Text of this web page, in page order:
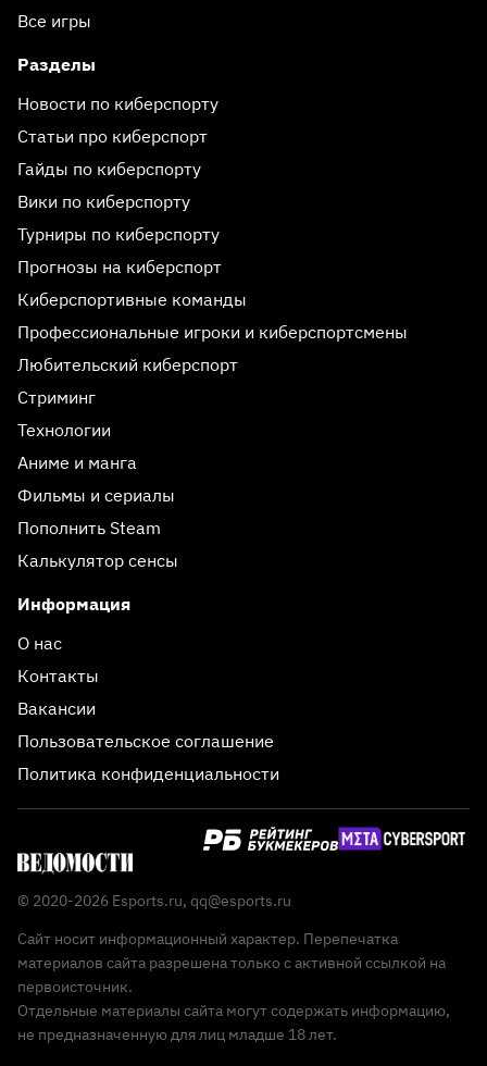
Все игры
Разделы
Новости по киберспорту
Статьи про киберспорт
Гайды по киберспорту
Вики по киберспорту
Турниры по киберспорту
Прогнозы на киберспорт
Киберспортивные команды
Профессиональные игроки и киберспортсмены
Любительский киберспорт
Стриминг
Технологии
Аниме и манга
Фильмы и сериалы
Пополнить Steam
Калькулятор сенсы
Информация
О нас
Контакты
Вакансии
Пользовательское соглашение
Политика конфиденциальности
© 2020-2026 Esports.ru, qq@esports.ru
Сайт носит информационный характер. Перепечатка
материалов сайта разрешена только с активной ссылкой на
первоисточник.
Отдельные материалы сайта могут содержать информацию,
не предназначенную для лиц младше 18 лет.